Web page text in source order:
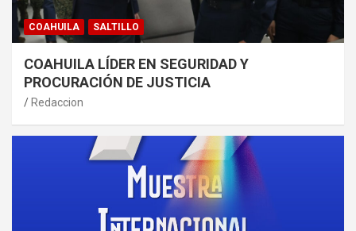
COAHUILA SALTILLO
COAHUILA LÍDER EN SEGURIDAD Y
PROCURACIÓN DE JUSTICIA
Redaccion